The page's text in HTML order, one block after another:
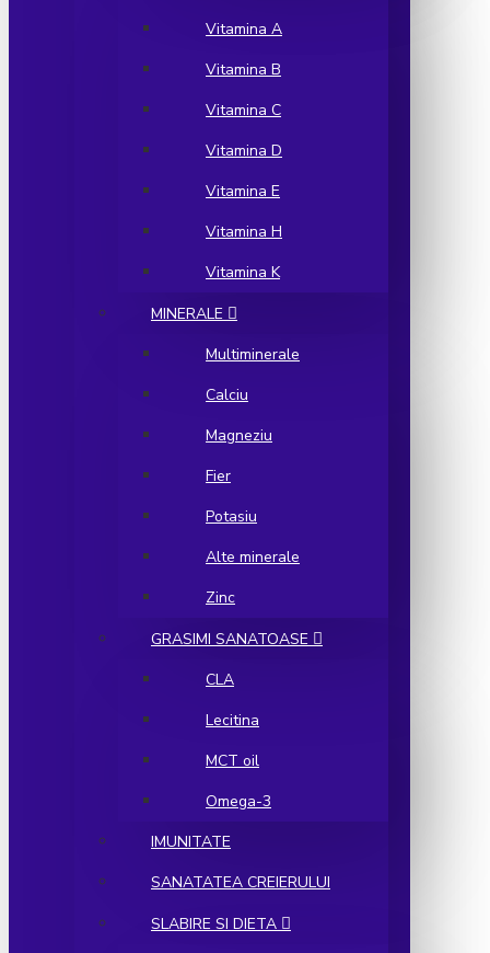
Vitamina A
Vitamina B
Vitamina C
Vitamina D
Vitamina E
Vitamina H
Vitamina K
MINERALE
Multiminerale
Calciu
Magneziu
Fier
Potasiu
Alte minerale
Zinc
GRASIMI SANATOASE
CLA
Lecitina
MCT oil
Omega-3
IMUNITATE
SANATATEA CREIERULUI
SLABIRE SI DIETA